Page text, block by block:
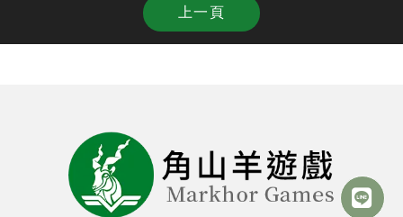
上一頁